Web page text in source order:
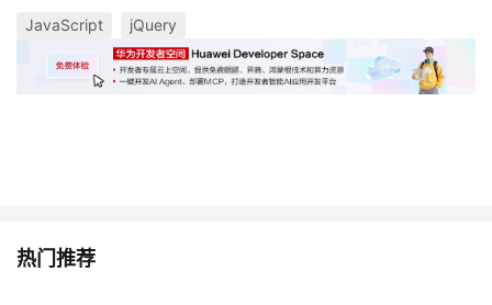
JavaScript jQuery
热门推荐